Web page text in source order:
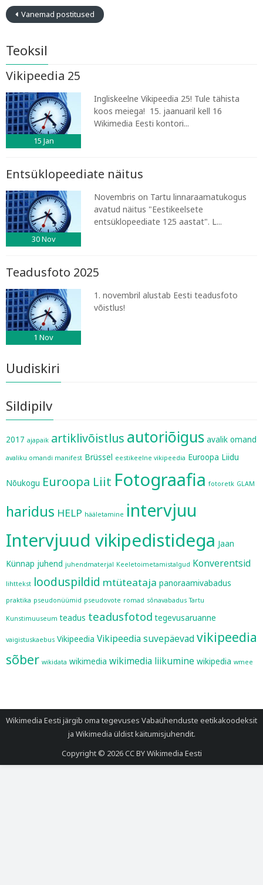
Vanemad postitused
Teoksil
Vikipeedia 25
15 Jan
Ingliskeelne Vikipeedia 25! Tule tähista
koos meiega! 15. jaanuaril kell 16
Wikimedia Eesti kontori...
Entsüklopeediate näitus
30Nov
Novembris on Tartu linnaraamatukogus
avatud näitus "Eestikeelsete
entsüklopeediate 125 aastat". L...
Teadusfoto 2025
1 Nov
1. novembril alustab Eesti teadusfoto
võistlus!
Uudiskiri
Sildipilv
2017 ajapaik artiklivõistlus autoriõigus avalik omand
avaliku omandi manifest Brüssel eestikeelne vikipeedia Euroopa Liidu
Nõukogu Euroopa Liit Fotograafia fotoretk GLAM
haridus HELP hääletamine intervjuu
Intervjuud vikipedistidega Jaan
Künnap juhend juhendmaterjal Keeletoimetamistalgud Konverentsid
lihttekst looduspildid mtüteataja panoraamivabadus
praktika pseudonüümid pseudovote romad sõnavabadus Tartu
Kunstimuuseum teadus teadusfotod tegevusaruanne
vaigistuskaebus Vikipeedia Vikipeedia suvepäevadvikipeedia
sõber wikidata wikimedia wikimedia liikumine wikipedia wmee
Wikimedia Eesti järgib oma tegevuses Vabaühenduste eetikakoodeksit
ja Wikimedia üldist käitumisjuhendit.
Copyright © 2026CC BY Wikimedia Eesti